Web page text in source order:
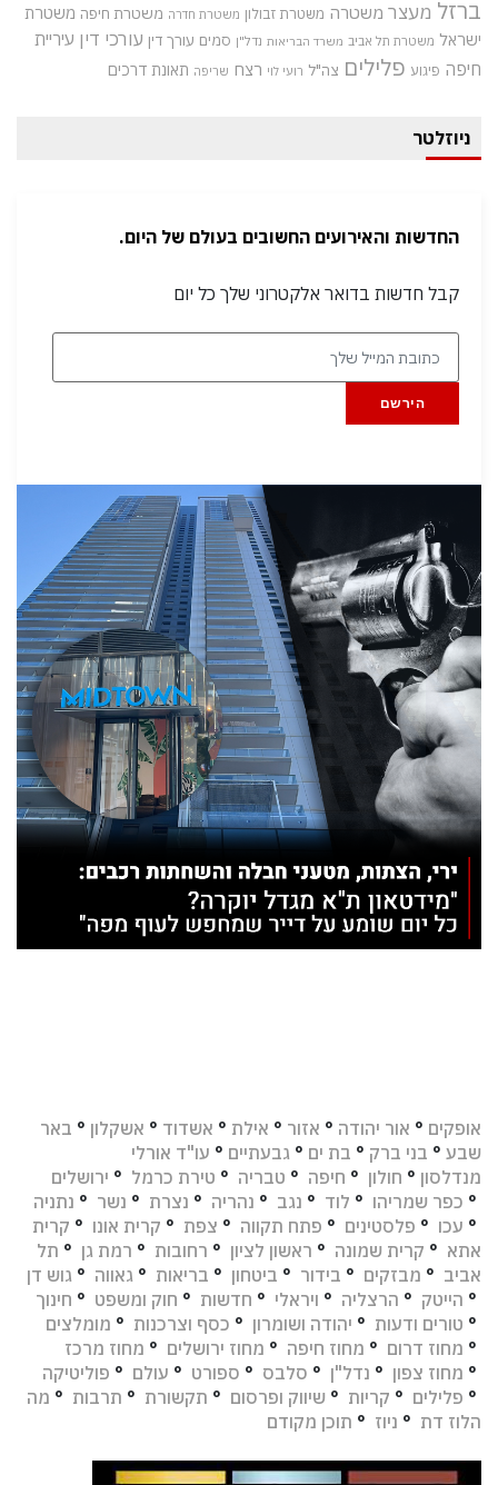
ברזל מעצר משטרה משטרת זבולון משטרת חדרה משטרת חיפה משטרת
ישראל משטרת תל אביב משרד הבריאות נדל"ן סמים עורך דין עורכי דין עיריית
חיפה פיגוע פלילים צה"ל רועי לוי רצח שריפה תאונת דרכים
ניוזלטר
החדשות והאירועים החשובים בעולם של היום.
קבל חדשות בדואר אלקטרוני שלך כל יום
הירשם
אופקים ° אור יהודה ° אזור ° אילת ° אשדוד ° אשקלון ° באר
שבע ° בני ברק ° בת ים ° גבעתיים ° עו"ד אורלי
מנדלסון ° חולון ° חיפה ° טבריה ° טירת כרמל ° ירושלים
° כפר שמריהו ° לוד ° נגב ° נהריה ° נצרת ° נשר ° נתניה
° עכו ° פלסטינים ° פתח תקווה ° צפת ° קרית אונו ° קרית
אתא ° קרית שמונה ° ראשון לציון ° רחובות ° רמת גן ° תל
אביב ° מבזקים ° בידור ° ביטחון ° בריאות ° גאווה ° גוש דן
° הייטק ° הרצליה ° ויראלי ° חדשות ° חוק ומשפט ° חינוך
° טורים ודעות ° יהודה ושומרון ° כסף וצרכנות ° מומלצים
° מחוז דרום ° מחוז חיפה ° מחוז ירושלים ° מחוז מרכז
° מחוז צפון ° נדל"ן ° סלבס ° ספורט ° עולם ° פוליטיקה
° פלילים ° קריות ° שיווק ופרסום ° תקשורת ° תרבות ° מה
הלוז דת ° ניוז ° תוכן מקודם